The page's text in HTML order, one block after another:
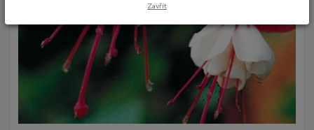
Zavřít